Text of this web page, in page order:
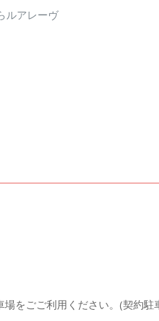
ルアレーヴ
をごご利用ください。(契約駐